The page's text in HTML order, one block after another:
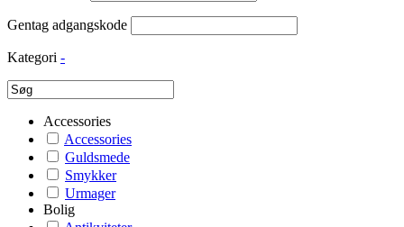
Gentag adgangskode
Kategori -
Accessories
Accessories
Guldsmede
Smykker
Urmager
Bolig